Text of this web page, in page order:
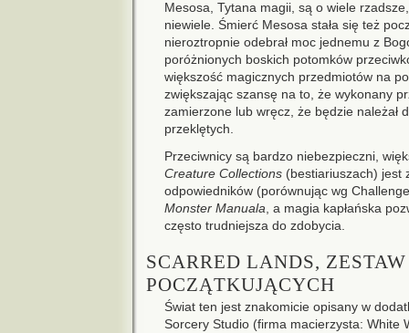
Mesosa, Tytana magii, są o wiele
niewiele. Śmierć Mesosa stała się też
nieroztropnie odebrał moc jednemu z
poróżnionych boskich potomków
większość magicznych przedmiotów na
zwiększając szansę na to, że wykonany
zamierzone lub wręcz, że będzie należał
przeklętych.
Przeciwnicy są bardzo niebezpieczni,
Creature Collections (bestiariuszach) jest
odpowiedników (porównując wg
Monster Manuala , a magia kapłańska
często trudniejsza do zdobycia.
SCARRED LANDS,
POCZĄTKUJĄCYCH
Świat ten jest znakomicie opisany w
Sorcery Studio (firma macierzysta: White